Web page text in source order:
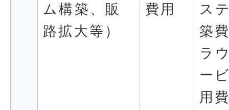
ム構築、販
路拡大等）
費用
ス
築
ラ
ー
用